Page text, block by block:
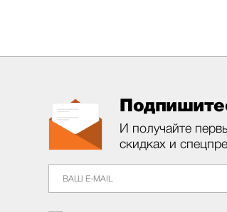
И получайте
скидках и